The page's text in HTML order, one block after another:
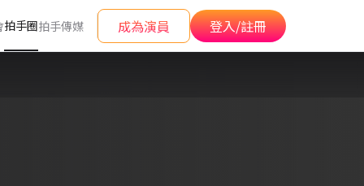
拍手圈拍手傳媒 成為演員 登入/註冊